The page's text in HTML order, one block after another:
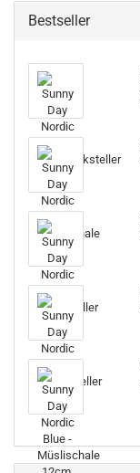
Bestseller